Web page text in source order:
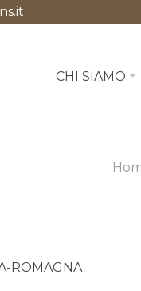
CHI SIAMO
ROMAGNA